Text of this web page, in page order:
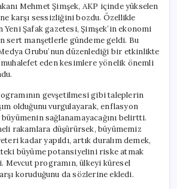
AKP
İçinde
Tartışmalar
Derinleşiyor
için
Mehmet Şimşek, AKP içinde yükselen
karşı sessizliğini bozdu. Özellikle
Yeni Şafak gazetesi, Şimşek’in ekonomi
sert manşetlerle gündeme geldi. Bu
Grubu’nun düzenlediği bir etkinlikte
muhalefet eden kesimlere yönelik önemli
gevşetilmesi gibi taleplerin
olduğunu vurgulayarak, enflasyon
sağlanamayacağını belirtti.
rakamlara düşürürsek, büyümemiz
kadar yapıldı, artık duralım demek,
büyüme potansiyelini riske atmak
Mevcut programın, ülkeyi küresel
koruduğunu da sözlerine ekledi.